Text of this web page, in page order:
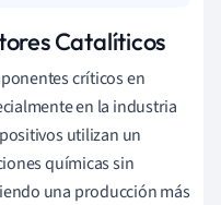
Catalíticos
críticos en
en la industria
utilizan un
químicas sin
una producción más